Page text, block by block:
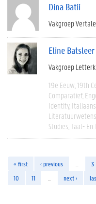
Dina Batii
Vakgroep
Eline Batsleer
Vakgroep
19e Eeuw 19th
Comparatief
Identity Italiaans
Studies Taal- En
« first ‹ previous 3
10
11 next ›